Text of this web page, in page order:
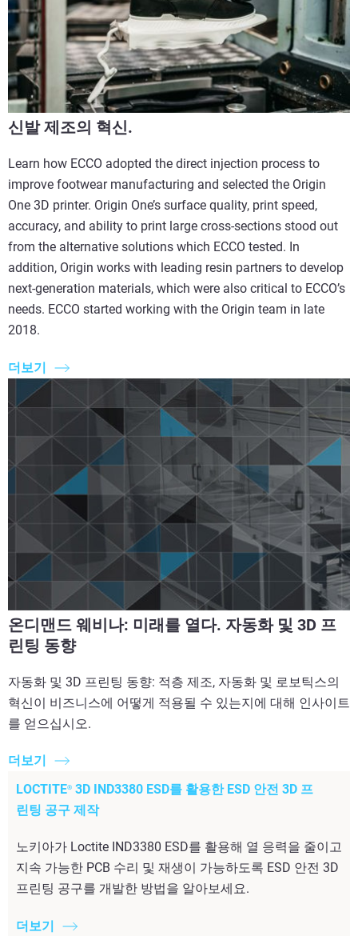
신발 제조의 혁신.
Learn how ECCO adopted the direct injection process to
improve footwear manufacturing and selected the Origin
One 3D printer. Origin One’s surface quality, print speed,
accuracy, and ability to print large cross-sections stood out
from the alternative solutions which ECCO tested. In
addition, Origin works with leading resin partners to develop
next-generation materials, which were also critical to ECCO’s
needs. ECCO started working with the Origin team in late
2018.
더보기
온디맨드 웨비나: 미래를 열다. 자동화 및 3D 프
린팅 동향
자동화 및 3D 프린팅 동향: 적층 제조, 자동화 및 로보틱스의
혁신이 비즈니스에 어떻게 적용될 수 있는지에 대해 인사이트
를 얻으십시오.
더보기
LOCTITE® 3D IND3380 ESD를 활용한 ESD 안전 3D 프
린팅 공구 제작
노키아가 Loctite IND3380 ESD를 활용해 열 응력을 줄이고
지속 가능한 PCB 수리 및 재생이 가능하도록 ESD 안전 3D
프린팅 공구를 개발한 방법을 알아보세요.
더보기